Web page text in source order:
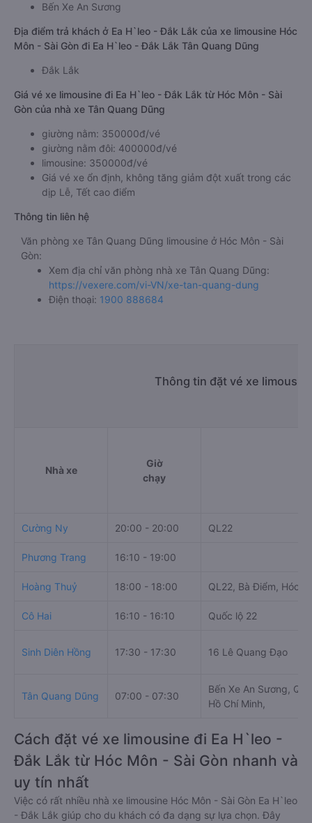
Bến Xe An Sương
Địa điểm trả khách ở Ea H`leo - Đắk Lắk của xe limousine Hóc
Môn - Sài Gòn đi Ea H`leo - Đắk Lắk Tân Quang Dũng
Đắk Lắk
Giá vé xe limousine đi Ea H`leo - Đắk Lắk từ Hóc Môn - Sài
Gòn của nhà xe Tân Quang Dũng
giường nằm: 350000đ/vé
giường nằm đôi: 400000đ/vé
limousine: 350000đ/vé
Giá vé xe ổn định, không tăng giảm đột xuất trong các
dịp Lễ, Tết cao điểm
Thông tin liên hệ
Văn phòng xe Tân Quang Dũng limousine ở Hóc Môn - Sài
Gòn:
Xem địa chỉ văn phòng nhà xe Tân Quang Dũng:
https://vexere.com/vi-VN/xe-tan-quang-dung
Điện thoại: 1900 888684
Thông tin đặt vé xe
Nhà xe
Giờ
chạy
Cường Ny 20:00 - 20:00 QL22
Phương Trang 16:10 - 19:00
Hoàng Thuỷ 18:00 - 18:00 QL22, Bà Điểm, Hóc
Cô Hai 16:10 - 16:10 Quốc lộ 22
Sinh Diên Hồng 17:30 - 17:30 16 Lê Quang Đạo
Tân Quang Dũng 07:00 - 07:30
Bến Xe An Sương,
Hồ Chí Minh,
Cách đặt vé xe limousine đi Ea H`leo -
Đắk Lắk từ Hóc Môn - Sài Gòn nhanh và
uy tín nhất
Việc có rất nhiều nhà xe limousine Hóc Môn - Sài Gòn Ea H`leo
- Đắk Lắk giúp cho du khách có đa dạng sự lựa chọn. Đây